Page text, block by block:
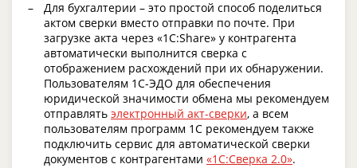
Для бухгалтерии – это простой способ поделиться
актом сверки вместо отправки по почте. При
загрузке акта через «1С:Share» у контрагента
автоматически выполнится сверка с
отображением расхождений при их обнаружении.
Пользователям 1С-ЭДО для обеспечения
юридической значимости обмена мы рекомендуем
отправлять электронный акт-сверки, а всем
пользователям программ 1С рекомендуем также
подключить сервис для автоматической сверки
документов с контрагентами «1С:Сверка 2.0».